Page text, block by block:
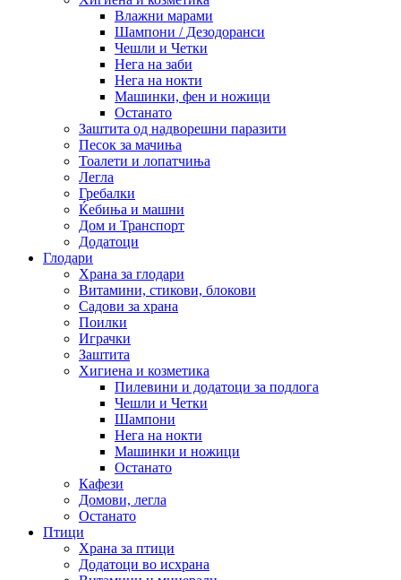
Влажни марами
Шампони / Дезодоранси
Чешли и Четки
Нега на заби
Нега на нокти
Машинки, фен и ножици
Останато
Заштита од надворешни паразити
Песок за мачиња
Тоалети и лопатчиња
Легла
Гребалки
Ќебиња и машни
Дом и Транспорт
Додатоци
Глодари
Храна за глодари
Витамини, стикови, блокови
Садови за храна
Поилки
Играчки
Заштита
Хигиена и козметика
Пилевини и додатоци за подлога
Чешли и Четки
Шампони
Нега на нокти
Машинки и ножици
Останато
Кафези
Домови, легла
Останато
Птици
Храна за птици
Додатоци во исхрана